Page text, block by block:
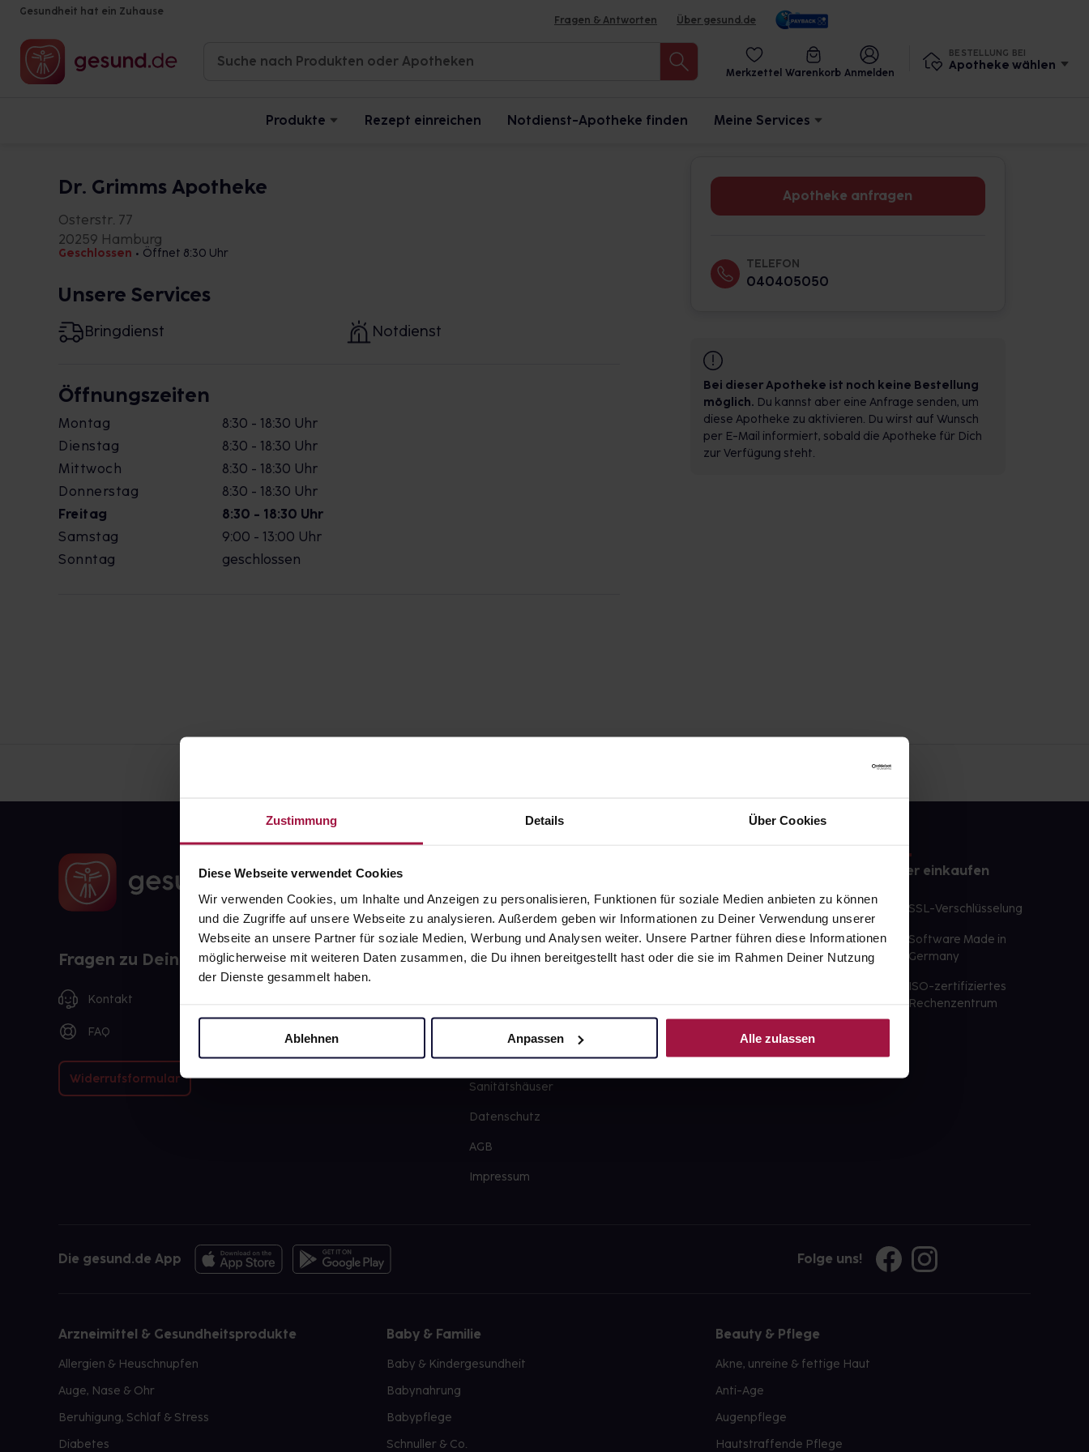
Zustimmung Details Über Cookies
Diese Webseite verwendet Cookies
Wir verwenden Cookies, um Inhalte und Anzeigen zu personalisieren, Funktionen für soziale Medien anbieten zu können
und die Zugriffe auf unsere Webseite zu analysieren. Außerdem geben wir Informationen zu Deiner Verwendung unserer
Webseite an unsere Partner für soziale Medien, Werbung und Analysen weiter. Unsere Partner führen diese Informationen
möglicherweise mit weiteren Daten zusammen, die Du ihnen bereitgestellt hast oder die sie im Rahmen Deiner Nutzung
der Dienste gesammelt haben.
Ablehnen Anpassen Alle zulassen
Gesundheit hat ein Zuhause
Fragen & Antworten Über gesund.de
Merkzettel Warenkorb Anmelden
BESTELLUNG BEI
Apotheke wählen
Produkte Rezept einreichen Notdienst-Apotheke finden Meine Services
Dr. Grimms Apotheke
Osterstr. 77
20259 Hamburg
Geschlossen • Öffnet 8:30 Uhr
Unsere Services
Bringdienst Notdienst
Öffnungszeiten
Montag
8:30 - 18:30 Uhr
Dienstag
8:30 - 18:30 Uhr
Mittwoch
8:30 - 18:30 Uhr
Donnerstag
8:30 - 18:30 Uhr
Freitag
8:30 - 18:30 Uhr
Samstag
9:00 - 13:00 Uhr
Sonntag
geschlossen
Apotheke anfragen
TELEFON
040405050
Bei dieser Apotheke ist noch keine Bestellung
möglich. Du kannst aber eine Anfrage senden, um
diese Apotheke zu aktivieren. Du wirst auf Wunsch
per E-Mail informiert, sobald die Apotheke für Dich
zur Verfügung steht.
Fragen zu Deiner Bestellung?
Kontakt
FAQ
Widerrufsformular
Über uns
Karriere
gesund-versorger.de
Sanitätshäuser
Datenschutz
AGB
Impressum
Ausgewählte Wunschprodukte
sofort abholbereit
Lieferung für sofort verfügbare
Große Auswahl an Apotheken
Sicher einkaufen
SSL-Verschlüsselung
Software Made in
Germany
ISO-zertifiziertes
Rechenzentrum
Die gesund.de App Folge uns!
Arzneimittel & Gesundheitsprodukte
Allergien & Heuschnupfen
Auge, Nase & Ohr
Beruhigung, Schlaf & Stress
Diabetes
Baby & Familie
Baby & Kindergesundheit
Babynahrung
Babypflege
Schnuller & Co.
Beauty & Pflege
Akne, unreine & fettige Haut
Anti-Age
Augenpflege
Hautstraffende Pflege